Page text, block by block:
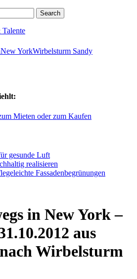
New YorkWirbelsturm Sandy
Mieten oder zum Kaufen
gesunde Luft
realisieren
Fassadenbegrünungen
in New York –
aus
Wirbelsturm